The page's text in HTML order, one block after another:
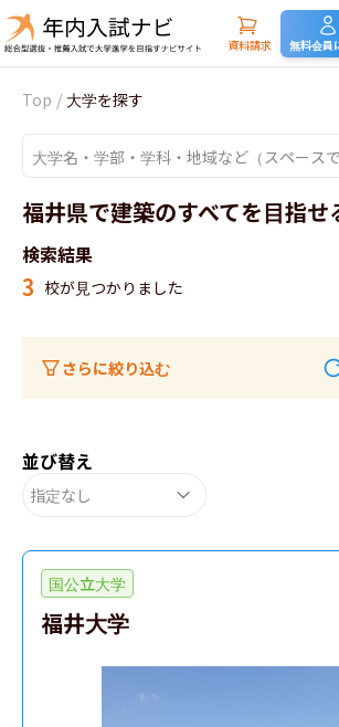
資料請求 無料会員
Top / 大学を探す
福井県で建築のすべてを目指せ
検索結果
3 校が見つかりました
さらに絞り込む
並び替え
指定なし
国公立大学
福井大学